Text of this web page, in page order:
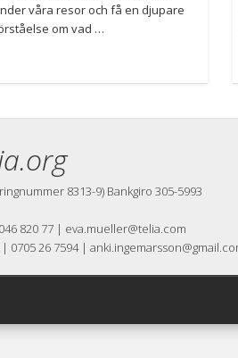
våra resor och få en djupare
om vad …
8313-9) Bankgiro 305-5993
820 77 | eva.mueller@telia.com
26 7594 |